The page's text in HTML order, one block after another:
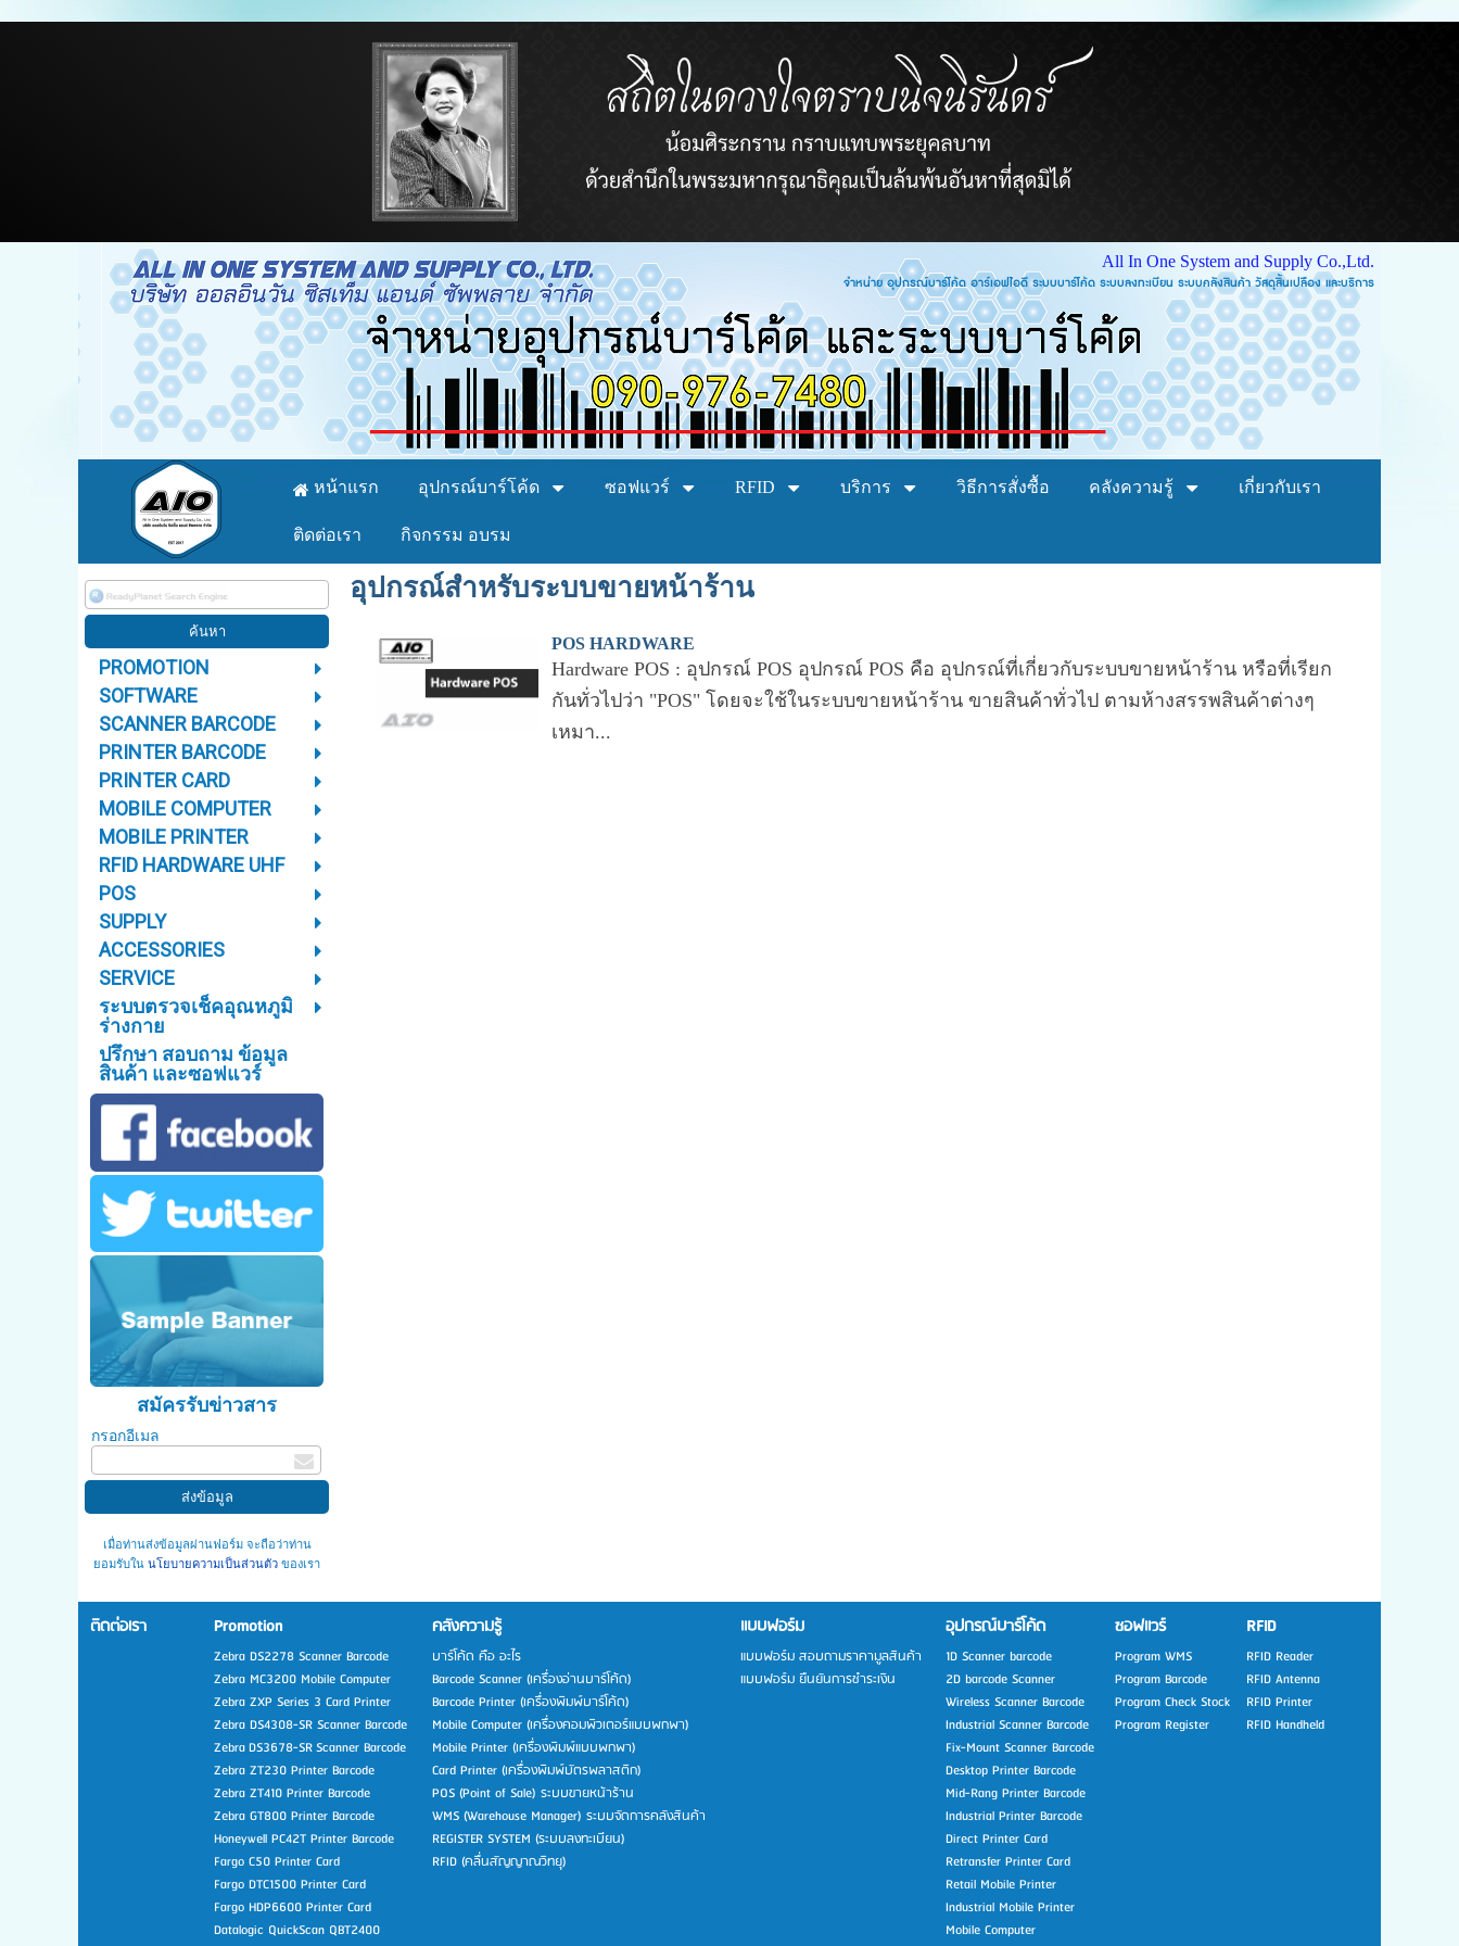
All In One System and Supply Co.,Ltd.
จำหน่าย อุปกรณ์บาร์โค้ด อาร์เอฟไอดี ระบบบาร์โค้ด ระบบลงทะเบียน ระบบคลังสินค้า วัสดุสิ้นเปลือง และบริการ
หน้าแรก อุปกรณ์บาร์โค้ด ซอฟแวร์ RFID บริการ วิธีการสั่งซื้อ คลังความรู้ เกี่ยวกับเรา
ติดต่อเรา กิจกรรม อบรม
PROMOTION
SOFTWARE
SCANNER BARCODE
PRINTER BARCODE
PRINTER CARD
MOBILE COMPUTER
MOBILE PRINTER
RFID HARDWARE UHF
POS
SUPPLY
ACCESSORIES
SERVICE
ระบบตรวจเช็คอุณหภูมิ
ร่างกาย
ปรึกษา สอบถาม ข้อมูล
สินค้า และซอฟแวร์
สมัครรับข่าวสาร
กรอกอีเมล
เมื่อท่านส่งข้อมูลผ่านฟอร์ม จะถือว่าท่าน
ยอมรับใน นโยบายความเป็นส่วนตัวของเรา
อุปกรณ์สำหรับระบบขายหน้าร้าน
POS HARDWARE
Hardware POS : อุปกรณ์ POS อุปกรณ์ POS คือ อุปกรณ์ที่เกี่ยวกับระบบขายหน้าร้าน หรือที่เรียก
กันทั่วไปว่า "POS" โดยจะใช้ในระบบขายหน้าร้าน ขายสินค้าทั่วไป ตามห้างสรรพสินค้าต่างๆ
เหมา...
ติดต่อเรา Promotion
Zebra DS2278 Scanner Barcode
Zebra MC3200 Mobile Computer
Zebra ZXP Series 3 Card Printer
Zebra DS4308-SR Scanner Barcode
Zebra DS3678-SR Scanner Barcode
Zebra ZT230 Printer Barcode
Zebra ZT410 Printer Barcode
Zebra GT800 Printer Barcode
Honeywell PC42T Printer Barcode
Fargo C50 Printer Card
Fargo DTC1500 Printer Card
Fargo HDP6600 Printer Card
Datalogic QuickScan QBT2400
คลังความรู้
บาร์โค้ด คือ อะไร
Barcode Scanner (เครื่องอ่านบาร์โค้ด)
Barcode Printer (เครื่องพิมพ์บาร์โค้ด)
Mobile Computer (เครื่องคอมพิวเตอร์แบบพกพา)
Mobile Printer (เครื่องพิมพ์แบบพกพา)
Card Printer (เครื่องพิมพ์บัตรพลาสติก)
POS (Point of Sale) ระบบขายหน้าร้าน
WMS (Warehouse Manager) ระบบจัดการคลังสินค้า
REGISTER SYSTEM (ระบบลงทะเบียน)
RFID (คลื่นสัญญาณวิทยุ)
แบบฟอร์ม
แบบฟอร์ม สอบถามราคามูลสินค้า
แบบฟอร์ม ยืนยันการชำระเงิน
อุปกรณ์บาร์โค้ด
1D Scanner barcode
2D barcode Scanner
Wireless Scanner Barcode
Industrial Scanner Barcode
Fix-Mount Scanner Barcode
Desktop Printer Barcode
Mid-Rang Printer Barcode
Industrial Printer Barcode
Direct Printer Card
Retransfer Printer Card
Retail Mobile Printer
Industrial Mobile Printer
Mobile Computer
ซอฟแวร์
Program WMS
Program Barcode
Program Check Stock
Program Register
RFID
RFID Reader
RFID Antenna
RFID Printer
RFID Handheld